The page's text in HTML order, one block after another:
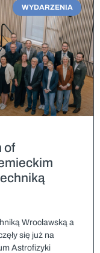
WYDARZENIA
of
Wrocławską a
się już na
Astrofizyki